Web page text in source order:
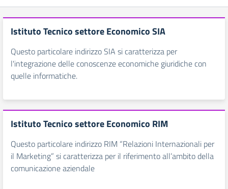
Istituto Tecnico settore Economico SIA
Questo particolare indirizzo SIA si caratterizza per
l'integrazione delle conoscenze economiche giuridiche con
quelle informatiche.
Istituto Tecnico settore Economico RIM
Questo particolare indirizzo RIM “Relazioni Internazionali per
il Marketing” si caratterizza per il riferimento all’ambito della
comunicazione aziendale